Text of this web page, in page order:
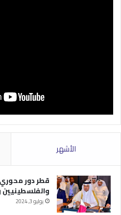
الأشهر
قطر دور
والفلسطينيين
يوليو 3, 2024